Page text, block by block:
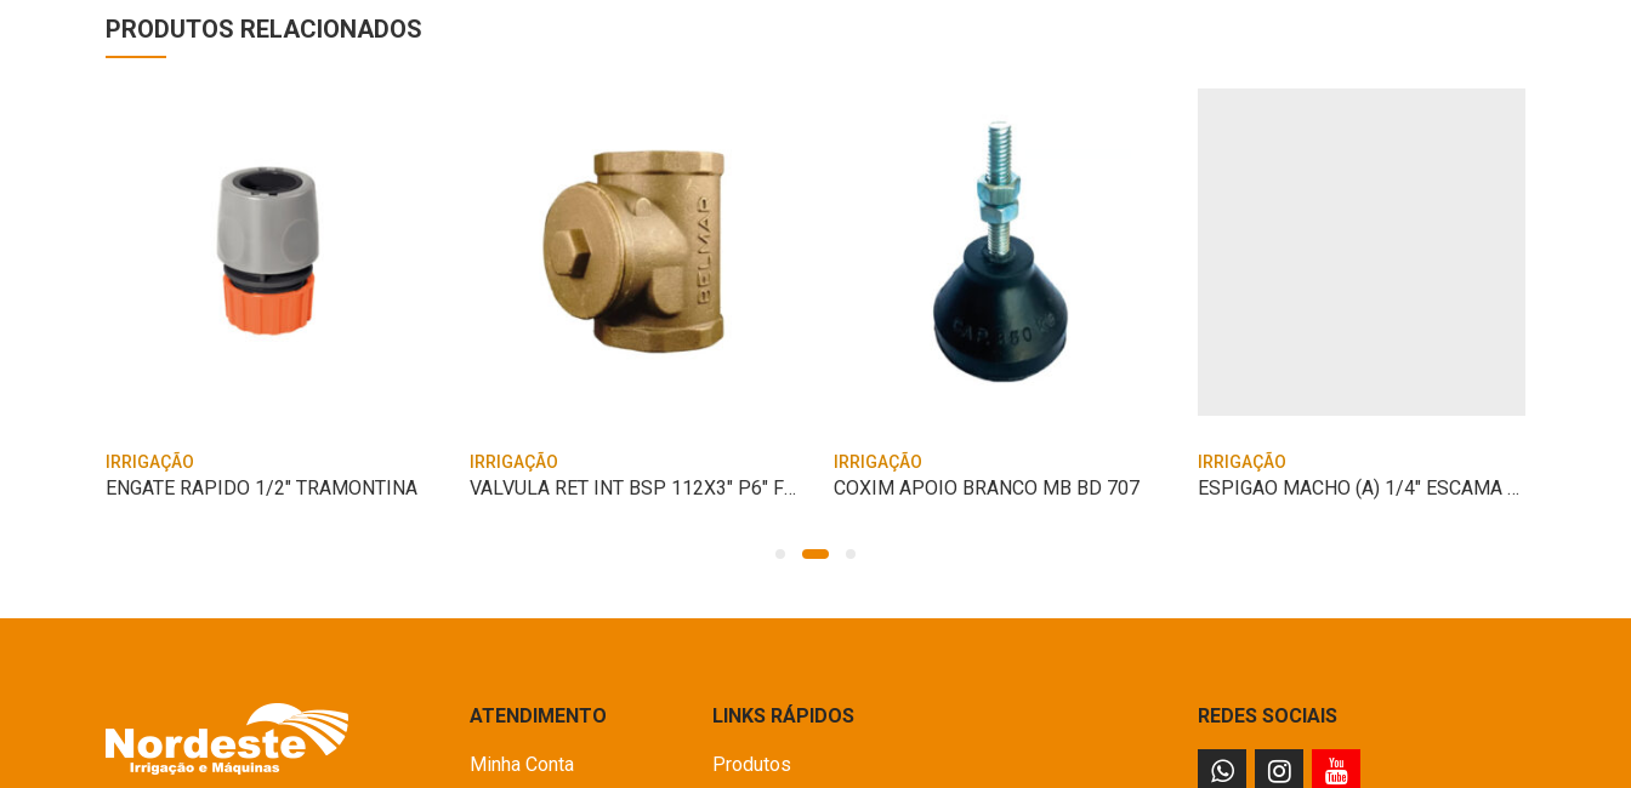
PRODUTOS RELACIONADOS
IRRIGAÇÃO
ENGATE RAPIDO 1/2″ TRAMONTINA
IRRIGAÇÃO
VALVULA RET INT BSP 112X3″ P6″ FRANKLIN
IRRIGAÇÃO
COXIM APOIO BRANCO MB BD 707
IRRIGAÇÃO
ESPIGAO MACHO (A) 1/4″ ESCAMA 1/4″VONDER
ATENDIMENTO
Minha Conta
LINKS RÁPIDOS
Produtos
REDES SOCIAIS